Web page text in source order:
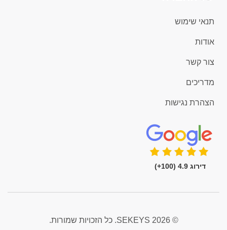
תנאי שימוש
אודות
צור קשר
מדריכים
הצהרת נגישות
דירוג 4.9 (100+)
© 2026 SEKEYS. כל הזכויות שמורות.